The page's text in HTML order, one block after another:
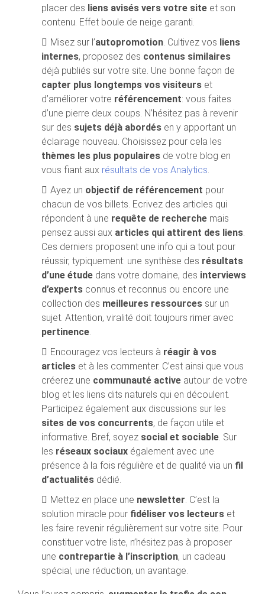
placer des liens avisés vers votre site et son
contenu. Effet boule de neige garanti.
Misez sur l’autopromotion . Cultivez vos liens
internes, proposez des contenus similaires
déjà publiés sur votre site. Une bonne façon de
capter plus longtemps vos visiteurs et
d’améliorer votre référencement: vous faites
d’une pierre deux coups. N’hésitez pas à revenir
sur des sujets déjà abordés en y apportant un
éclairage nouveau. Choisissez pour cela les
thèmes les plus populaires de votre blog en
vous fiant aux résultats de vos Analytics
Ayez un objectif de référencement pour
chacun de vos billets. Ecrivez des articles qui
répondent à une requête de recherche mais
pensez aussi aux articles qui attirent des liens
Ces derniers proposent une info qui a tout pour
réussir, typiquement: une synthèse des résultats
d’une étude dans votre domaine, des interviews
d’experts connus et reconnus ou encore une
collection des meilleures ressources sur un
sujet. Attention, viralité doit toujours rimer avec
pertinence
Encouragez vos lecteurs à réagir à vos
articles et à les commenter. C’est ainsi que vous
créerez une communauté active autour de votre
blog et les liens dits naturels qui en découlent.
Participez également aux discussions sur les
sites de vos concurrents, de façon utile et
informative. Bref, soyez social et sociable . Sur
les réseaux sociaux également avec une
présence à la fois régulière et de qualité via un fil
d’actualités dédié.
Mettez en place une newsletter . C’est la
solution miracle pour fidéliser vos lecteurs et
les faire revenir régulièrement sur votre site. Pour
constituer votre liste, n’hésitez pas à proposer
une contrepartie à l’inscription, un cadeau
spécial, une réduction, un avantage.